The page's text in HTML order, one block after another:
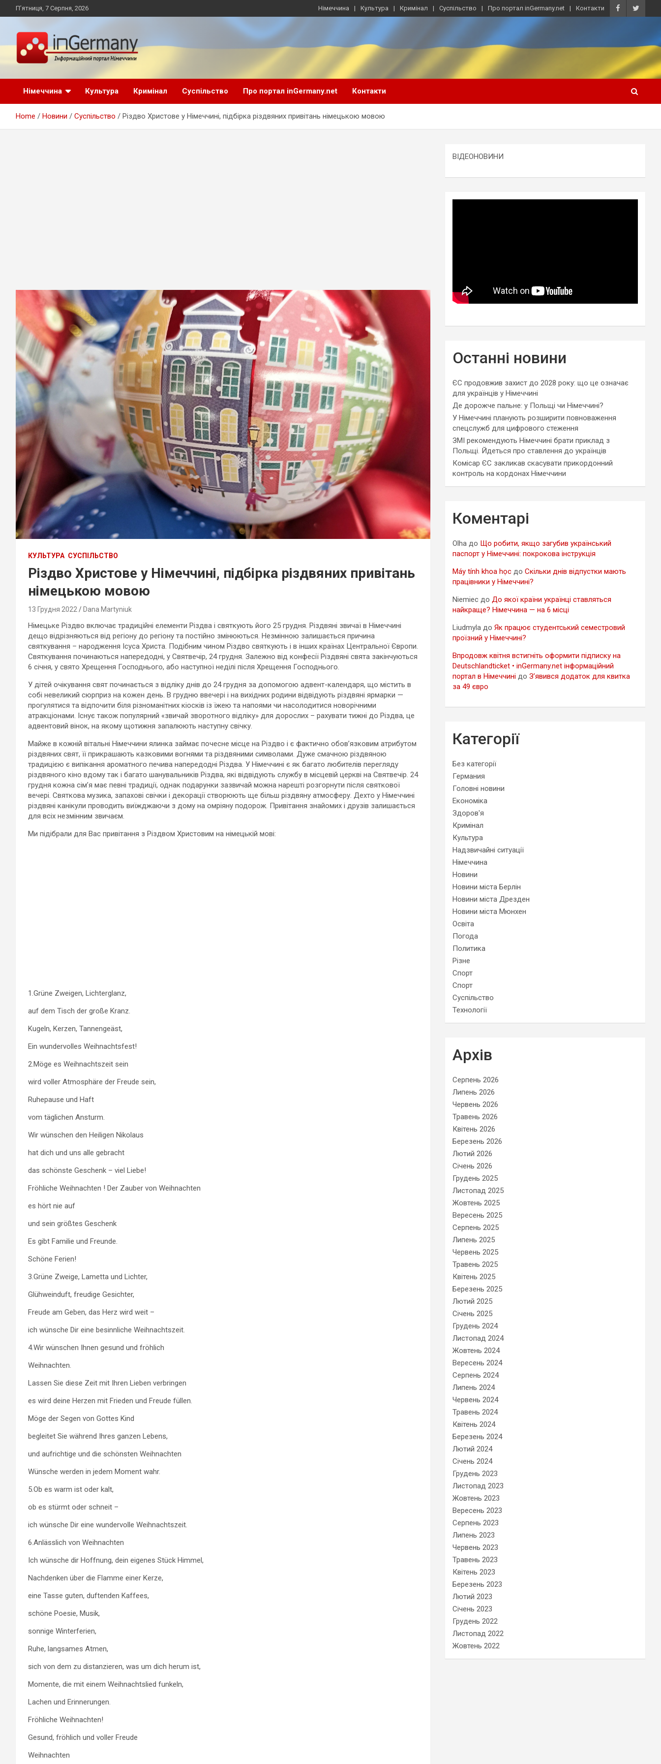
to
П’ятниця, 7 Серпня, 2026 Німеччина Культура Кримінал Суспільство Про портал inGermany.net Контакти
inGermany.net
інформаційний
портал в Німеччині
Німеччини, українці в Німеччині
Німеччина
Культура Кримінал Суспільство Про портал inGermany.net Контакти
Home Новини Суспільство Різдво Христове у Німеччині, підбірка різдвяних привітань німецькою мовою
КУЛЬТУРА СУСПІЛЬСТВО
Різдво Христове у Німеччині, підбірка різдвяних привітань
німецькою мовою
13 Грудня 2022 Dana Martyniuk
Німецьке Різдво включає традиційні елементи Різдва і святкують його 25 грудня. Різдвяні звичаї в Німеччині
дещо відрізняються від регіону до регіону та постійно змінюються. Незмінною залишається причина
святкування – народження Ісуса Христа. Подібним чином Різдво святкують і в інших країнах Центральної Європи.
Святкування починаються напередодні, у Святвечір, 24 грудня. Залежно від конфесії Різдвяні свята закінчуються
6 січня, у свято Хрещення Господнього, або наступної неділі після Хрещення Господнього.
У дітей очікування свят починається з відліку днів до 24 грудня за допомогою адвент-календаря, що містить в
собі невеликий сюрприз на кожен день. В грудню ввечері і на вихідних родини відвідують різдвяні ярмарки —
прогулятися та відпочити біля різноманітних кіосків із їжею та напоями чи насолодитися новорічними
атракціонами. Існує також популярний «звичай зворотного відліку» для дорослих – рахувати тижні до Різдва, це
адвентовий вінок, на якому щотижня запалюють наступну свічку.
Майже в кожній вітальні Німеччини ялинка займає почесне місце на Різдво і є фактично обов’язковим атрибутом
різдвяних свят, її прикрашають казковими вогнями та різдвяними символами. Дуже смачною різдвяною
традицією є випікання ароматного печива напередодні Різдва. У Німеччині є як багато любителів перегляду
різдвяного кіно вдому так і багато шанувальників Різдва, які відвідують службу в місцевій церкві на Святвечір. 24
грудня кожна сім’я має певні традиції, однак подарунки зазвичай можна нарешті розгорнути після святкової
вечері. Святкова музика, запахові свічки і декорації створюють ще більш різдвяну атмосферу. Дехто у Німеччині
різдвяні канікули проводить виїжджаючи з дому на омріяну подорож. Привітання знайомих і друзів залишається
для всіх незмінним звичаєм.
Ми підібрали для Вас привітання з Різдвом Христовим на німецькій мові:
1.Grüne Zweigen, Lichterglanz,
auf dem Tisch der große Kranz.
Kugeln, Kerzen, Tannengeäst,
Ein wundervolles Weihnachtsfest!
2.Möge es Weihnachtszeit sein
wird voller Atmosphäre der Freude sein,
Ruhepause und Haft
vom täglichen Ansturm.
Wir wünschen den Heiligen Nikolaus
hat dich und uns alle gebracht
das schönste Geschenk – viel Liebe!
Fröhliche Weihnachten ! Der Zauber von Weihnachten
es hört nie auf
und sein größtes Geschenk
Es gibt Familie und Freunde.
Schöne Ferien!
3.Grüne Zweige, Lametta und Lichter,
Glühweinduft, freudige Gesichter,
Freude am Geben, das Herz wird weit –
ich wünsche Dir eine besinnliche Weihnachtszeit.
4.Wir wünschen Ihnen gesund und fröhlich
Weihnachten.
Lassen Sie diese Zeit mit Ihren Lieben verbringen
es wird deine Herzen mit Frieden und Freude füllen.
Möge der Segen von Gottes Kind
begleitet Sie während Ihres ganzen Lebens,
und aufrichtige und die schönsten Weihnachten
Wünsche werden in jedem Moment wahr.
5.Ob es warm ist oder kalt,
ob es stürmt oder schneit –
ich wünsche Dir eine wundervolle Weihnachtszeit.
6.Anlässlich von Weihnachten
Ich wünsche dir Hoffnung, dein eigenes Stück Himmel,
Nachdenken über die Flamme einer Kerze,
eine Tasse guten, duftenden Kaffees,
schöne Poesie, Musik,
sonnige Winterferien,
Ruhe, langsames Atmen,
sich von dem zu distanzieren, was um dich herum ist,
Momente, die mit einem Weihnachtslied funkeln,
Lachen und Erinnerungen.
Fröhliche Weihnachten!
Gesund, fröhlich und voller Freude
Weihnachten
ВІДЕОНОВИНИ
Останні новини
ЄС продовжив захист до 2028 року: що це означає
для українців у Німеччині
Де дорожче пальне: у Польщі чи Німеччині?
У Німеччині планують розширити повноваження
спецслужб для цифрового стеження
ЗМІ рекомендують Німеччині брати приклад з
Польщі. Йдеться про ставлення до українців
Комісар ЄС закликав скасувати прикордонний
контроль на кордонах Німеччини
Коментарі
Olha до Що робити, якщо загубив український
паспорт у Німеччині: покрокова інструкція
Máy tính khoa học доСкільки днів відпустки мають
працівники у Німеччині?
Niemiec доДо якої країни українці ставляться
найкраще? Німеччина — на 6 місці
Liudmyla доЯк працює студентський семестровий
проїзний у Німеччині?
Впродовж квітня встигніть оформити підписку на
Deutschlandticket • inGermany.net інформаційний
портал в Німеччині доЗ’явився додаток для квитка
за 49 євро
Категорії
Без категорії
Германия
Головні новини
Економіка
Здоров'я
Кримінал
Культура
Надзвичайні ситуації
Німеччина
Новини
Новини міста Берлін
Новини міста Дрезден
Новини міста Мюнхен
Освіта
Погода
Политика
Різне
Спорт
Спорт
Суспільство
Технології
Архів
Серпень 2026
Липень 2026
Червень 2026
Травень 2026
Квітень 2026
Березень 2026
Лютий 2026
Січень 2026
Грудень 2025
Листопад 2025
Жовтень 2025
Вересень 2025
Серпень 2025
Липень 2025
Червень 2025
Травень 2025
Квітень 2025
Березень 2025
Лютий 2025
Січень 2025
Грудень 2024
Листопад 2024
Жовтень 2024
Вересень 2024
Серпень 2024
Липень 2024
Червень 2024
Травень 2024
Квітень 2024
Березень 2024
Лютий 2024
Січень 2024
Грудень 2023
Листопад 2023
Жовтень 2023
Вересень 2023
Серпень 2023
Липень 2023
Червень 2023
Травень 2023
Квітень 2023
Березень 2023
Лютий 2023
Січень 2023
Грудень 2022
Листопад 2022
Жовтень 2022